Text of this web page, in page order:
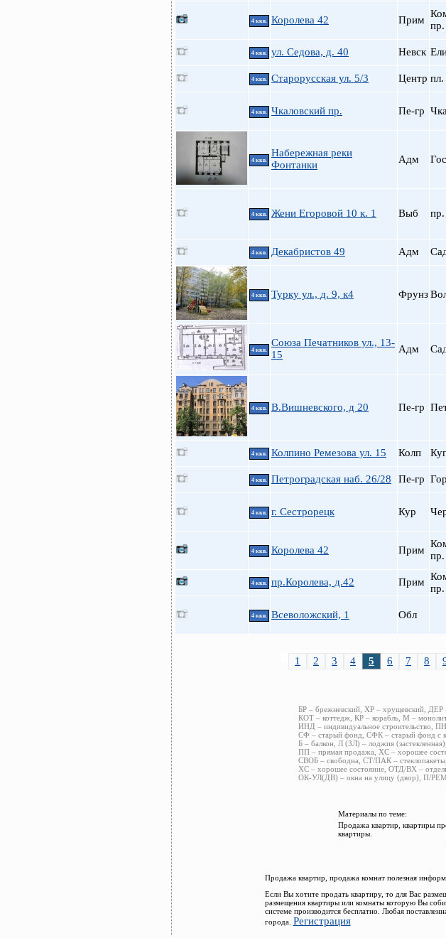
4 ккв. Королева 42 Прим пр.
4 ккв. ул. Седова, д. 40 Невск
4 ккв. Старорусская ул. 5/3 Центр пл.
4 ккв. Чкаловский пр. Пе-гр
4 ккв.
Набережная реки
Фонтанки
Адм
4 ккв. Жени Егоровой 10 к. 1 Выб
4 ккв. Декабристов 49 Адм
4 ккв. Турку ул., д. 9, к4 Фрунз
4 ккв.
Союза Печатников ул., 13-
15
Адм
4 ккв. В.Вишневского, д 20 Пе-гр
4 ккв. Колпино Ремезова ул. 15 Колп
4 ккв. Петроградская наб. 26/28 Пе-гр
4 ккв. г. Сестрорецк Кур
4 ккв. Королева 42 Прим пр.
4 ккв. пр.Королева, д.42 Прим
пр.
4 ккв. Всеволожский, 1 Обл
1 2 3 4 5 6 7 8
БР – брежневский, ХР – хрущевский, ДЕР
КОТ – коттедж, КР – корабль, М –
ИНД – индивидуальное строительство,
СФ – старый фонд, СФК – старый фонд с
Б – балкон, Л (ЗЛ) – лоджия
ПП – прямая продажа, ХС – хорошее
СВОБ – свободна, СТ/ПАК –
ХС – хорошее состояние, ОТД/ВХ –
ОК-УЛ(ДВ) – окна на улицу (двор), П/
Материалы по теме:
Продажа квартир, квартиры
квартиры.
Продажа квартир, продажа комнат полезная
Если Вы хотите продать квартиру, то для Вас
размещения квартиры или комнаты которую Вы
системе производится бесплатно. Любая
города. Регистрация